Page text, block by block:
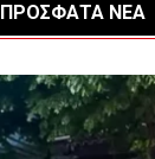
ΠΡΌΣΦΑΤΑ ΝΈΑ